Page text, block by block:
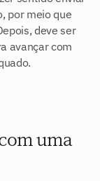
por meio que
deve ser
avançar com
uma